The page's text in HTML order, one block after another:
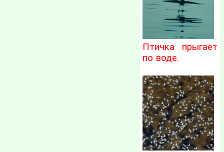
Птичка прыгает
по воде.